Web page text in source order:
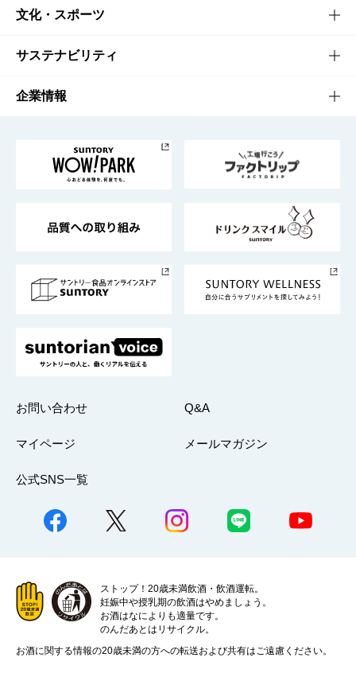
商品一覧
商品発売情報
栄養成分一覧
知る・楽しむTOP
キャンペーン
工場見学
地域情報
文化・スポーツ
文化・スポーツTOP
サントリーホール
サントリーサンバーズ大阪
サステナビリティ
サステナビリティTOP
サントリーが考えるサステナビリティ経営
企業情報
企業概要
採用情報
お問い合わせ Q&A
マイページ メールマガジン
公式SNS一覧
ストップ！20歳未満飲酒・飲酒運転。
妊娠中や授乳期の飲酒はやめましょう。
お酒はなによりも適量です。
のんだあとはリサイクル。
お酒に関する情報の20歳未満の方への転送および共有はご遠慮ください。